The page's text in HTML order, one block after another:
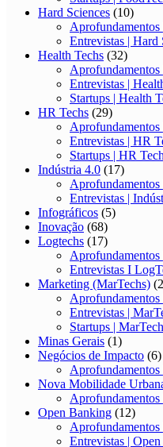
Hard Sciences (10)
Aprofundamentos
Entrevistas | Hard
Health Techs (32)
Aprofundamentos
Entrevistas |
Startups | Health
HR Techs (29)
Entrevistas | HR
Startups | HR
Indústria 4.0 (17)
Entrevistas |
Infográficos (5)
Inovação (68)
Logtechs (17)
Aprofundamentos
Entrevistas I
Marketing (MarTechs)
Aprofundamentos
Entrevistas |
Startups |
Minas Gerais (1)
Negócios de Impacto (6)
Nova Mobilidade
Open Banking (12)
Entrevistas |